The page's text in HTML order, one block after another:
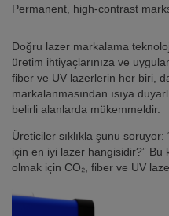
Permanent, high-contrast
Doğru lazer markalama
üretim ihtiyaçlarınıza ve
fiber ve UV lazerlerin her biri,
markalanmasından ısıya
belirli alanlarda mükemmeldir.
Üreticiler sıklıkla şunu
için en iyi lazer hangisidir?” Bu
olmak için CO₂, fiber ve UV